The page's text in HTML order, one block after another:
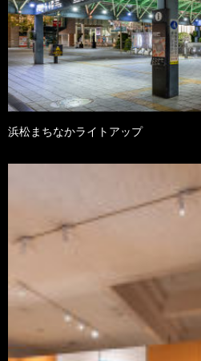
浜松まちなかライトアップ